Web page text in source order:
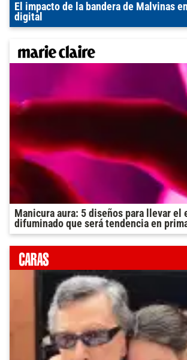
El impacto de la bandera de Malvinas
digital
Manicura aura: 5 diseños para llevar el
difuminado que será tendencia en